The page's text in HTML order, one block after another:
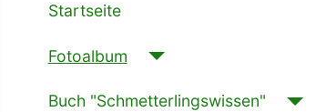
Startseite
Fotoalbum
Buch "Schmetterlingswissen"